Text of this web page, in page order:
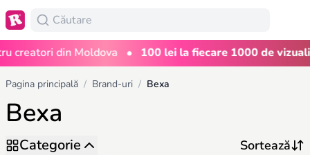
din Moldova • 100 lei la fiecare 1000 de
Pagina principală / Brand-uri / Bexa
Bexa
Categorie